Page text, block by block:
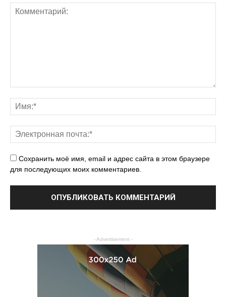
Сохранить моё имя, email и адрес сайта в этом браузере
для последующих моих комментариев.
- Advertisement -